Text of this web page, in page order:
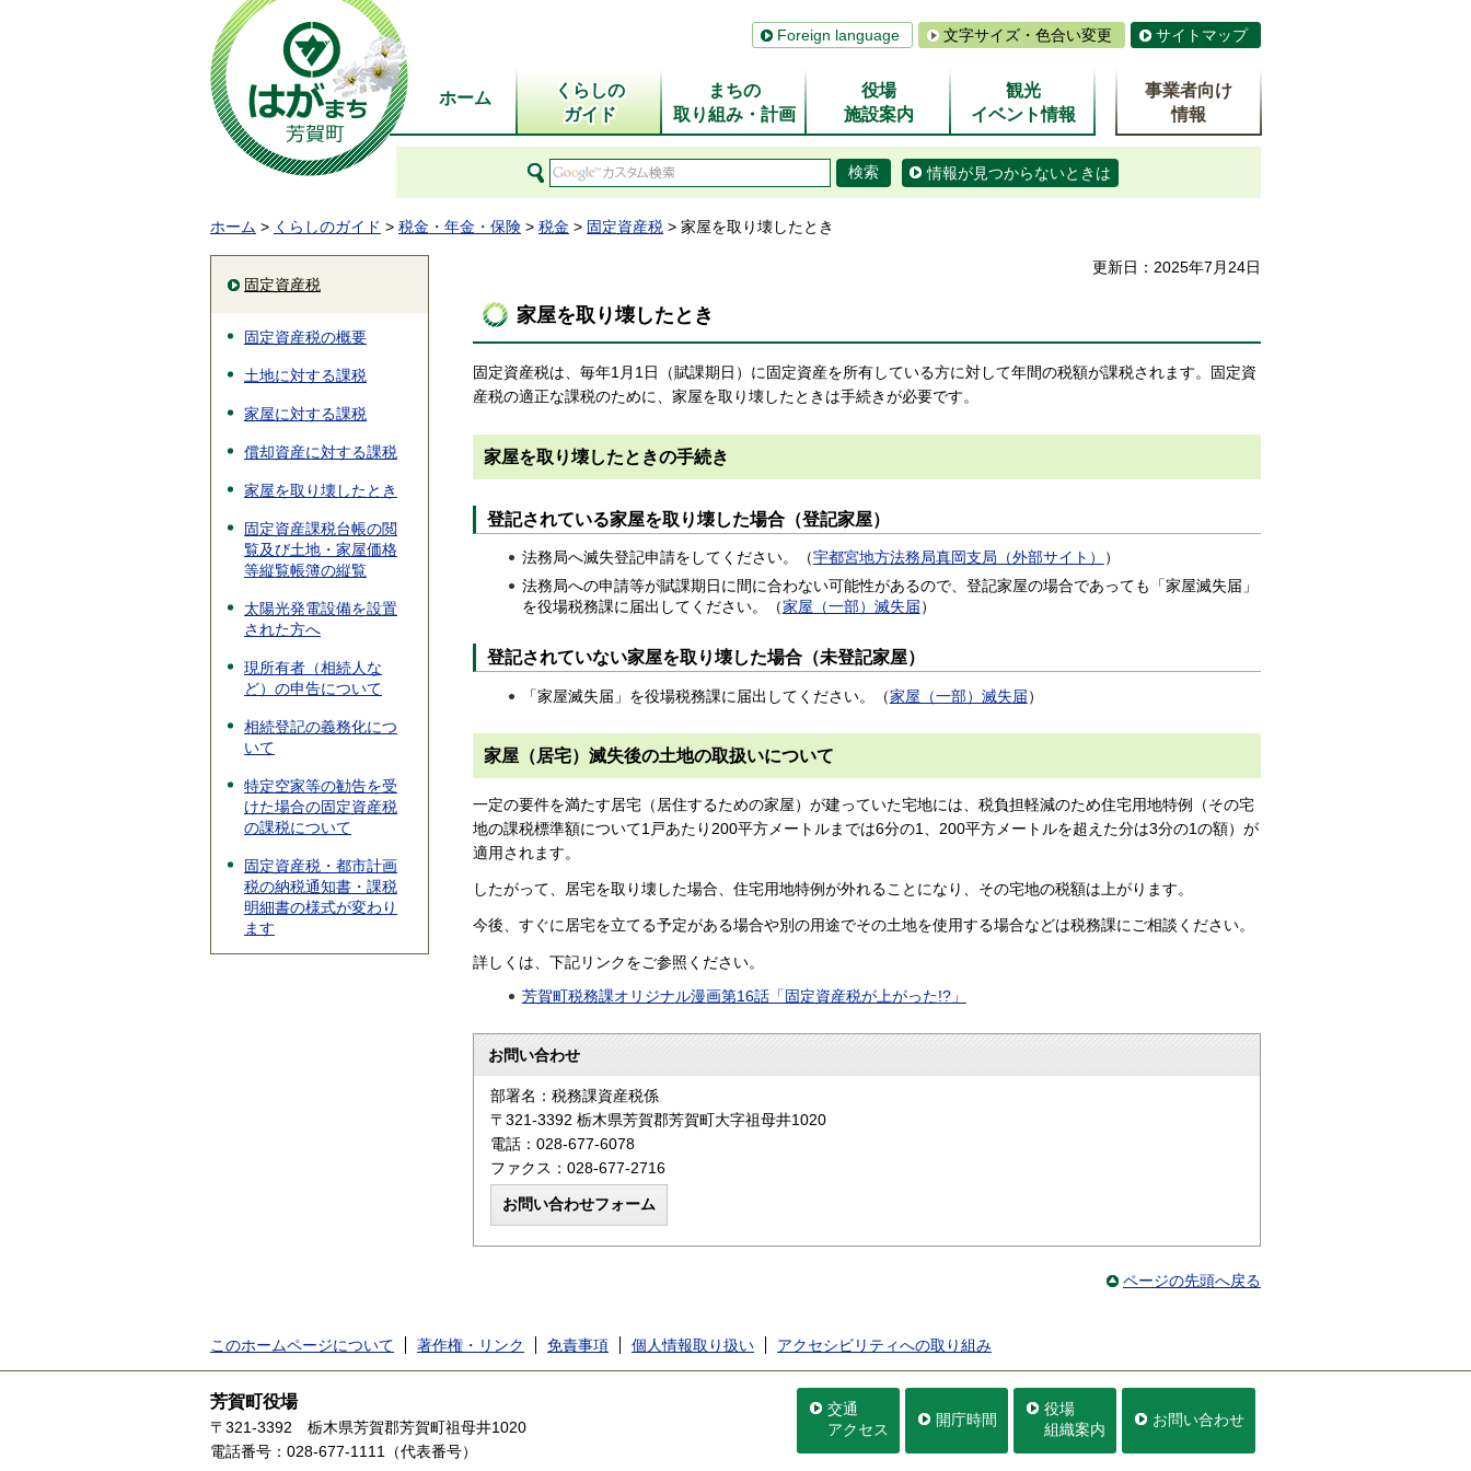
Foreign language 文字サイズ・色合い変更 サイトマップ
ホーム
くらしの
ガイド
まちの
取り組み・計画
役場
施設案内
観光
イベント情報
事業者向け
情報
情報が見つからないときは
ホーム > くらしのガイド > 税金・年金・保険 > 税金 > 固定資産税 > 家屋を取り壊したとき
固定資産税
固定資産税の概要
土地に対する課税
家屋に対する課税
償却資産に対する課税
家屋を取り壊したとき
固定資産課税台帳の閲
覧及び土地・家屋価格
等縦覧帳簿の縦覧
太陽光発電設備を設置
された方へ
現所有者（相続人な
ど）の申告について
相続登記の義務化につ
いて
特定空家等の勧告を受
けた場合の固定資産税
の課税について
固定資産税・都市計画
税の納税通知書・課税
明細書の様式が変わり
ます
更新日：2025年7月24日
家屋を取り壊したとき
固定資産税は、毎年1月1日（賦課期日）に固定資産を所有している方に対して年間の税額が課税されます。固定資
産税の適正な課税のために、家屋を取り壊したときは手続きが必要です。
家屋を取り壊したときの手続き
登記されている家屋を取り壊した場合（登記家屋）
法務局へ滅失登記申請をしてください。（宇都宮地方法務局真岡支局（外部サイト）
）
法務局への申請等が賦課期日に間に合わない可能性があるので、登記家屋の場合であっても「家屋滅失届」
を役場税務課に届出してください。（家屋（一部）滅失届）
登記されていない家屋を取り壊した場合（未登記家屋）
「家屋滅失届」を役場税務課に届出してください。（家屋（一部）滅失届）
家屋（居宅）滅失後の土地の取扱いについて
一定の要件を満たす居宅（居住するための家屋）が建っていた宅地には、税負担軽減のため住宅用地特例（その宅
地の課税標準額について1戸あたり200平方メートルまでは6分の1、200平方メートルを超えた分は3分の1の額）が
適用されます。
したがって、居宅を取り壊した場合、住宅用地特例が外れることになり、その宅地の税額は上がります。
今後、すぐに居宅を立てる予定がある場合や別の用途でその土地を使用する場合などは税務課にご相談ください。
詳しくは、下記リンクをご参照ください。
芳賀町税務課オリジナル漫画第16話「固定資産税が上がった!?」
お問い合わせ
部署名：税務課資産税係
〒321-3392 栃木県芳賀郡芳賀町大字祖母井1020
電話：028-677-6078
ファクス：028-677-2716
ページの先頭へ戻る
このホームページについて 著作権・リンク 免責事項 個人情報取り扱い アクセシビリティへの取り組み
芳賀町役場
〒321-3392
栃木県芳賀郡芳賀町祖母井1020
電話番号：028-677-1111（代表番号）
交通
アクセス
開庁時間
役場
組織案内
お問い合わせ